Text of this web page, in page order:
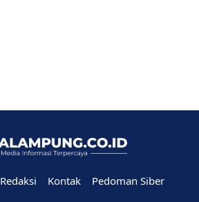
Redaksi Kontak
Pedoman Siber